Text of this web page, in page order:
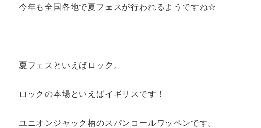
今年も全国各地で夏フェスが行われるようですね☆
夏フェスといえばロック。
ロックの本場といえばイギリスです！
ユニオンジャック柄のスパンコールワッペンです。